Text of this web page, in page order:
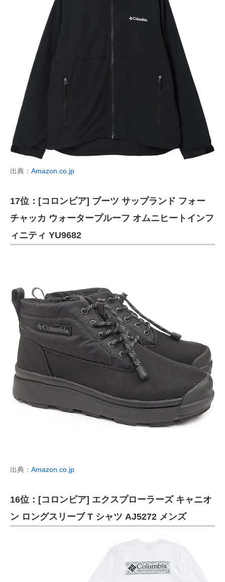
出典： Amazon.co.jp
17位：[コロンビア] ブーツ サップランド フォー
チャッカ ウォータープルーフ オムニヒートインフ
ィニティ YU9682
出典： Amazon.co.jp
16位：[コロンビア] エクスプローラーズ キャニオ
ン ロングスリーブ T シャツ AJ5272 メンズ